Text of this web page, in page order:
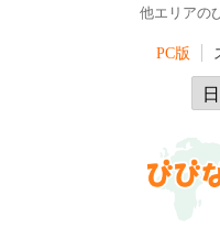
他エリアの
PC版